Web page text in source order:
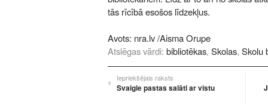
tās rīcībā esošos līdzekļus.
Avots: nra.lv/Aisma Orupe
Atslēgas vārdi: bibliotēkas, Skolas, Skolu
Iepriekšējais raksts
Svaigie pastas salāti ar vistu